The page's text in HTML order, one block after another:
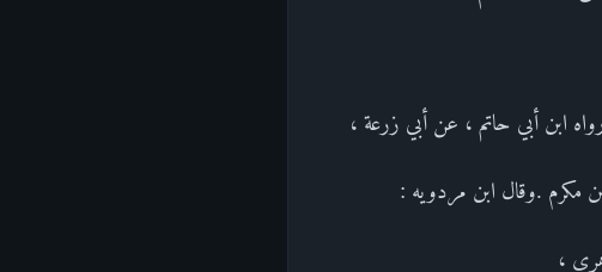
ابن أبي حاتم ، عن أبي زرعة ،
مكرم .وقال ابن مردويه :
،